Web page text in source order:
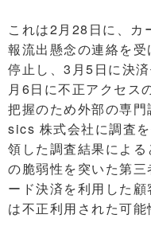
これは2月28日に、カ
報流出懸念の連絡を
停止し、3月5日に決
月6日に不正アクセス
把握のため外部の専
sics 株式会社に調査
領した調査結果によ
の脆弱性を突いた第
ード決済を利用した
は不正利用された可能